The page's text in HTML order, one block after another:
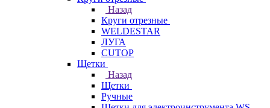
Назад
Круги отрезные
WELDESTAR
ЛУГА
CUTOP
Щетки
Назад
Щетки
Ручные